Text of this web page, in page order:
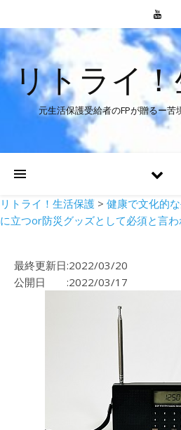
リトライ
元生活保護受給者のFPが贈るー苦
リトライ！生活保護 > 健康で文化的
に立つor防災グッズとして必須と言
最終更新日:2022/03/20
公開日 :2022/03/17